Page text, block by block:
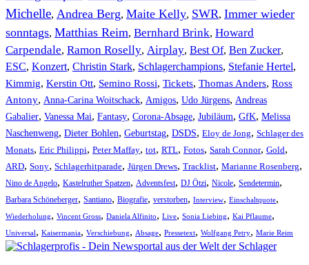
Michelle, Andrea Berg, Maite Kelly, SWR, Immer wieder
sonntags, Matthias Reim, Bernhard Brink, Howard
Carpendale, Ramon Roselly, Airplay, Best Of, Ben Zucker,
ESC, Konzert, Christin Stark, Schlagerchampions, Stefanie Hertel,
Kimmig, Kerstin Ott, Semino Rossi, Tickets, Thomas Anders, Ross
Antony, Anna-Carina Woitschack, Amigos, Udo Jürgens, Andreas
Gabalier, Vanessa Mai, Fantasy, Corona-Absage, Jubiläum, GfK, Melissa
Naschenweng, Dieter Bohlen, Geburtstag, DSDS, Eloy de Jong, Schlager des
Monats, Eric Philippi, Peter Maffay, tot, RTL, Fotos, Sarah Connor, Gold,
ARD, Sony, Schlagerhitparade, Jürgen Drews, Tracklist, Marianne Rosenberg,
Nino de Angelo, Kastelruther Spatzen, Adventsfest, DJ Ötzi, Nicole, Sendetermin,
Barbara Schöneberger, Santiano, Biografie, verstorben, Interview, Einschaltquote,
Wiederholung, Vincent Gross, Daniela Alfinito, Live, Sonia Liebing, Kai Pflaume,
Universal, Kaisermania, Verschiebung, Absage, Pressetext, Wolfgang Petry, Marie Reim